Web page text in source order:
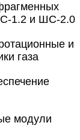
1.2 и ШС-2.0
и
газа
модули